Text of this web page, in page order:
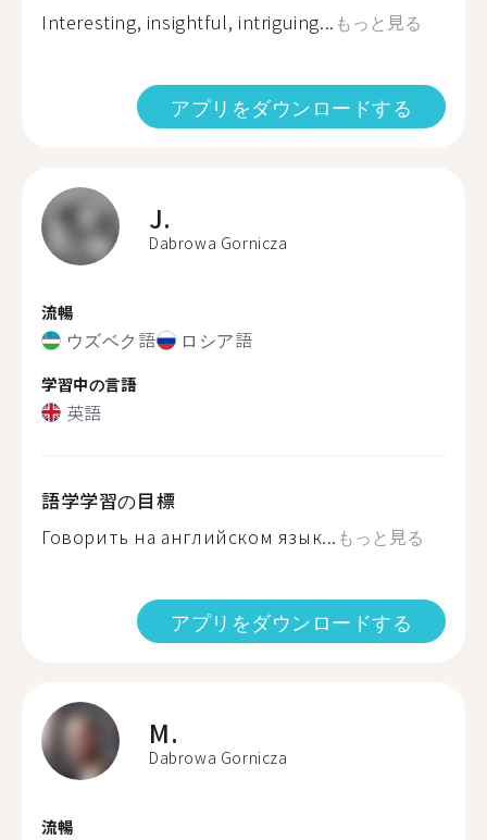
Interesting, insightful, intriguing... もっと見る
アプリをダウンロードする
J.
Dabrowa Gornicza
流暢
ウズベク語 ロシア語
学習中の言語
英語
語学学習の目標
Говорить на английском язык... もっと見る
アプリをダウンロードする
M.
Dabrowa Gornicza
流暢